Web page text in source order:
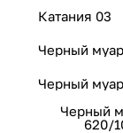
Катания 03
Черный
Черный
Черный
620/